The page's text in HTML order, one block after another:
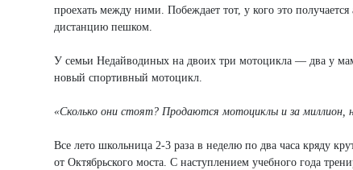
проехать между ними. Побеждает тот, у кого это
дистанцию пешком.
У семьи Недайводиных на двоих три мотоцикла — два у
новый спортивный мотоцикл.
«Сколько они стоят? Продаются мотоциклы и за
Все лето школьница 2-3 раза в неделю по два часа кряду
от Октябрьского моста. С наступлением учебного года